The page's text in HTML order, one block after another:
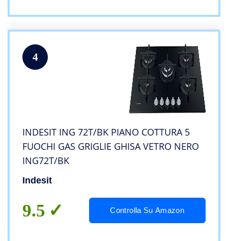
4
INDESIT ING 72T/BK PIANO COTTURA 5
FUOCHI GAS GRIGLIE GHISA VETRO NERO
ING72T/BK
Indesit
9.5 Controlla Su Amazon